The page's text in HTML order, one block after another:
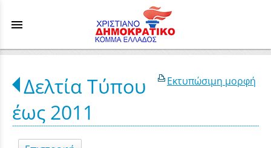
menu
Εκτυπώσιμη μορφή
Δελτία Τύπου
έως 2011